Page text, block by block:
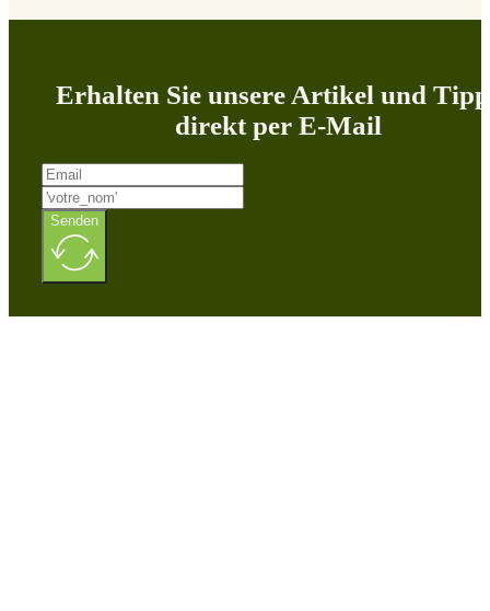
Erhalten Sie unsere Artikel und
direkt per E-Mail
Senden